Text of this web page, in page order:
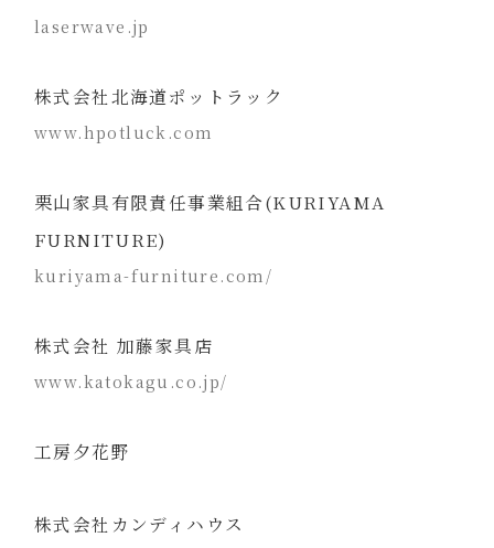
laserwave.jp
株式会社北海道ポットラック
www.hpotluck.com
栗山家具有限責任事業組合(KURIYAMA
FURNITURE)
kuriyama-furniture.com/
株式会社 加藤家具店
www.katokagu.co.jp/
工房夕花野
株式会社カンディハウス